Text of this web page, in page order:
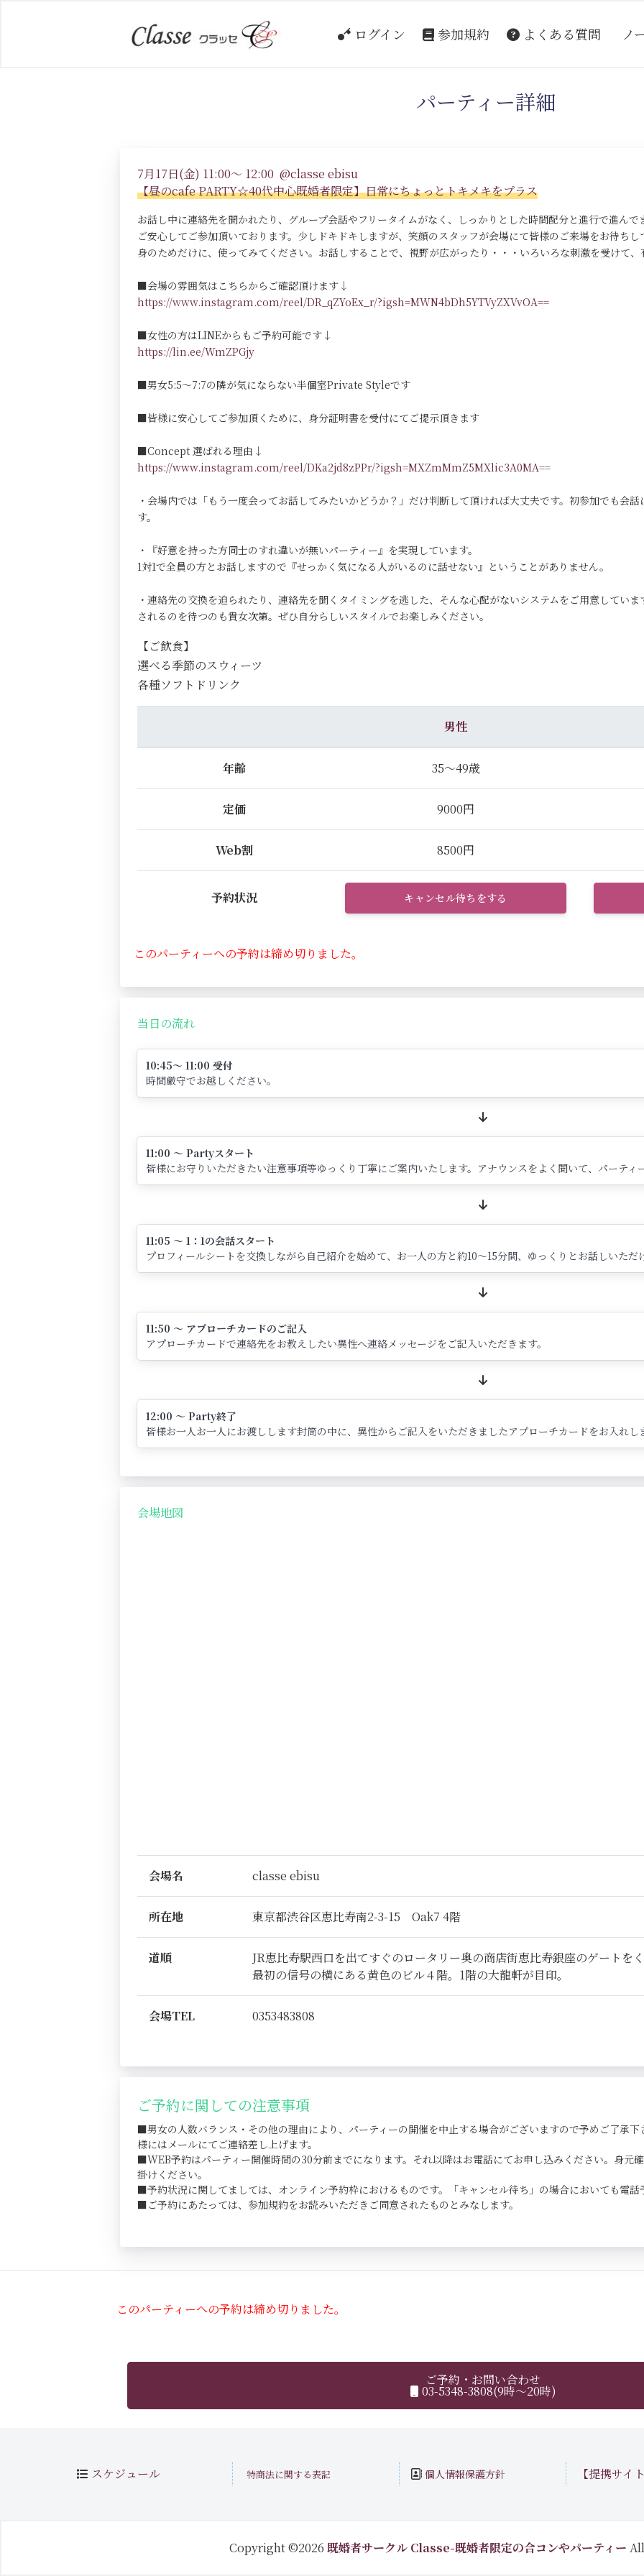
ログイン 参加規約 よくある質問 ノ
パーティー詳細
7月17日(金) 11:00～ 12:00 @classe ebisu
【昼のcafe PARTY☆40代中心既婚者限定】日常にちょっとトキメキをプラス
お話し中に連絡先を聞かれたり、グループ会話やフリータイムがなく、しっかりとした時間配分と進行で進ん
ご安心してご参加頂いております。少しドキドキしますが、笑顔のスタッフが会場にて皆様のご来場をお待ち
身のためだけに、使ってみてください。お話しすることで、視野が広がったり・・・いろいろな刺激を受けて
■会場の雰囲気はこちらからご確認頂けます↓
https://www.instagram.com/reel/DR_qZYoEx_r/?igsh=MWN4bDh5YTVyZXVvOA==
■女性の方はLINEからもご予約可能です↓
https://lin.ee/WmZPGjy
■男女5:5～7:7の隣が気にならない半個室Private Styleです
■皆様に安心してご参加頂くために、身分証明書を受付にてご提示頂きます
■Concept 選ばれる理由↓
https://www.instagram.com/reel/DKa2jd8zPPr/?igsh=MXZmMmZ5MXlic3A0MA==
・会場内では「もう一度会ってお話してみたいかどうか？」だけ判断して頂ければ大丈夫です。初参加でも会
す。
・『好意を持った方同士のすれ違いが無いパーティー』を実現しています。
1対1で全員の方とお話しますので『せっかく気になる人がいるのに話せない』ということがありません。
・連絡先の交換を迫られたり、連絡先を聞くタイミングを逃した、そんな心配がないシステムをご用意してい
されるのを待つのも貴女次第。ぜひ自分らしいスタイルでお楽しみください。
【ご飲食】
選べる季節のスウィーツ
各種ソフトドリンク
男性
年齢 35～49歳
定価 9000円
Web割 8500円
予約状況 キャンセル待ちをする
このパーティーへの予約は締め切りました。
当日の流れ
10:45～ 11:00 受付
時間厳守でお越しください。
11:00 ～ Partyスタート
皆様にお守りいただきたい注意事項等ゆっくり丁寧にご案内いたします。アナウンスをよく聞いて、パーティ
11:05 ～ 1：1の会話スタート
プロフィールシートを交換しながら自己紹介を始めて、お一人の方と約10～15分間、ゆっくりとお話しいただ
11:50 ～ アプローチカードのご記入
アプローチカードで連絡先をお教えしたい異性へ連絡メッセージをご記入いただきます。
12:00 ～ Party終了
皆様お一人お一人にお渡しします封筒の中に、異性からご記入をいただきましたアプローチカードをお入れし
会場地図
会場名 classe ebisu
所在地 東京都渋谷区恵比寿南2-3-15 Oak7 4階
道順
JR恵比寿駅西口を出てすぐのロータリー奥の商店街恵比寿銀座のゲートを
最初の信号の横にある黄色のビル４階。1階の大龍軒が目印。
会場TEL 0353483808
ご予約に関しての注意事項
■男女の人数バランス・その他の理由により、パーティーの開催を中止する場合がございますので予めご了承
様にはメールにてご連絡差し上げます。
■WEB予約はパーティー開催時間の30分前までになります。それ以降はお電話にてお申し込みください。身元
掛けください。
■予約状況に関してましては、オンライン予約枠におけるものです。「キャンセル待ち」の場合においても電
■ご予約にあたっては、参加規約をお読みいただきご同意されたものとみなします。
このパーティーへの予約は締め切りました。
ご予約・お問い合わせ
03-5348-3808(9時～20時)
スケジュール 特商法に関する表記 個人情報保護方針 【提携サイ
Copyright ©2026 既婚者サークル Classe-既婚者限定の合コンやパーティー